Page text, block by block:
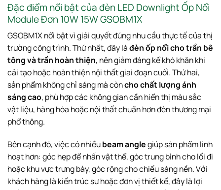
Đặc điểm nổi bật của đèn LED Downlight Ốp Nổi
Module Đơn 10W 15W GSOBM1X
GSOBM1X nổi bật vì giải quyết đúng nhu cầu thực tế của thị
trường công trình. Thứ nhất, đây làđèn ốp nổi cho trần bê
tông và trần hoàn thiện, nên giảm đáng kể khó khăn khi
cải tạo hoặc hoàn thiện nội thất giai đoạn cuối. Thứ hai,
sản phẩm không chỉ sáng mà còncho chất lượng ánh
sáng cao, phù hợp các không gian cần hiển thị màu sắc
vật liệu, hàng hóa hoặc nội thất chuẩn hơn đèn thương mại
phổ thông.
Bên cạnh đó, việc có nhiềubeam anglegiúp sản phẩm linh
hoạt hơn: góc hẹp để nhấn vật thể, góc trung bình cho lối đi
hoặc khu vực trưng bày, góc rộng cho chiếu sáng nền. Với
khách hàng là kiến trúc sư hoặc đơn vị thiết kế, đây là lợi